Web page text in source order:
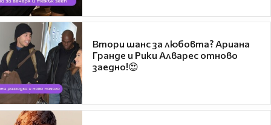
Втори шанс за любовта? Ариана
Гранде и Рики Алварес отново
заедно!😍